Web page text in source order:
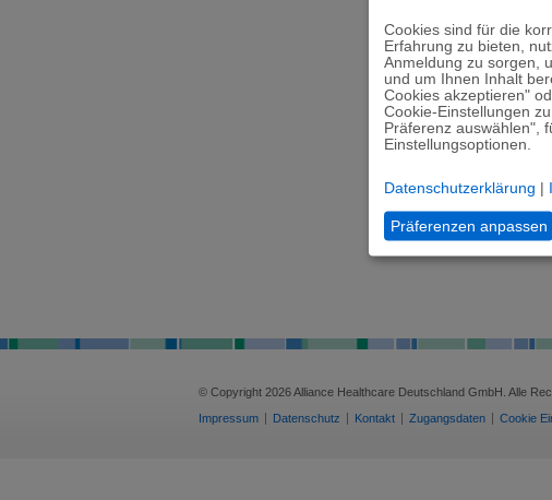
Position
Die Suche
zurück zur
© Copyright 2026 Alliance Healthcare Deutschland GmbH. Alle
Impressum
Datenschutz Kontakt Zugangsdaten Cookie
Cookies sind für die
Erfahrung zu bieten,
Anmeldung zu sorgen,
und um Ihnen Inhalt
Cookies akzeptieren"
Cookie-Einstellungen
Präferenz auswählen",
Einstellungsoptionen.
Datenschutzerklärung |
Präferenzen anpassen